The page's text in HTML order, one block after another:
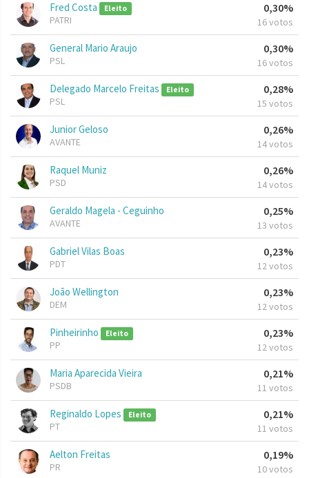
Fred Costa Eleito
PATRI
0,30%
16 votos
General Mario Araujo
PSL
0,30%
16 votos
Delegado Marcelo Freitas Eleito
PSL
0,28%
15 votos
Junior Geloso
AVANTE
0,26%
14 votos
Raquel Muniz
PSD
0,26%
14 votos
Geraldo Magela - Ceguinho
AVANTE
0,25%
13 votos
Gabriel Vilas Boas
PDT
0,23%
12 votos
João Wellington
DEM
0,23%
12 votos
Pinheirinho Eleito
PP
0,23%
12 votos
Maria Aparecida Vieira
PSDB
0,21%
11 votos
Reginaldo Lopes Eleito
PT
0,21%
11 votos
Aelton Freitas
PR
0,19%
10 votos